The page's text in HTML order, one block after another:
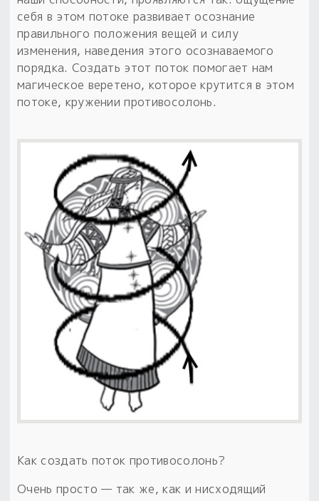
себя в этом потоке развивает осознание
правильного положения вещей и силу
изменения, наведения этого осознаваемого
порядка. Создать этот поток помогает нам
магическое веретено, которое крутится в этом
потоке, кружении противосолонь.
Как создать поток противосолонь?
Очень просто — так же, как и нисходящий